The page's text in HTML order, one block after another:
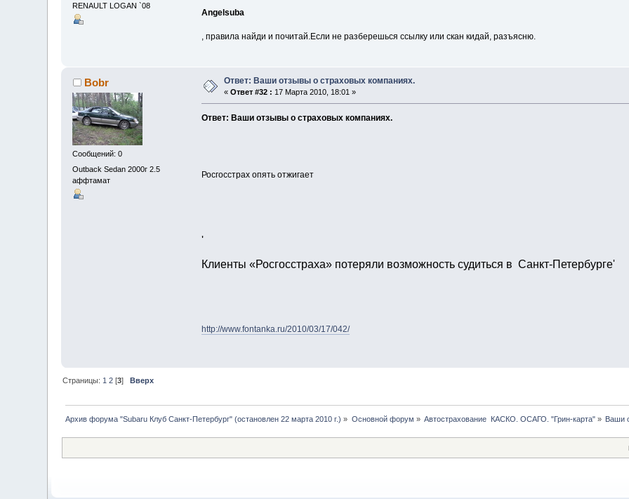
RENAULT LOGAN `08
Angelsuba
, правила найди и почитай.Если не разберешься ссылку или скан кидай, разъясню.
Bobr
Сообщений: 0
Outback Sedan 2000г 2.5
аффтамат
Ответ: Ваши отзывы о страховых компаниях.
«Ответ #32 : 17 Марта 2010, 18:01 »
Ответ: Ваши отзывы о страховых компаниях.
Росгосстрах опять отжигает
'
Клиенты «Росгосстраха» потеряли возможность судиться в Санкт-Петербурге'
http://www.fontanka.ru/2010/03/17/042/
Страницы: 1 2 [3]
Вверх
Архив форума "Subaru Клуб Санкт-Петербург" (остановлен 22 марта 2010 г.) » Основной форум » Автострахование  КАСКО. ОСАГО. "Грин-карта" » Ваши